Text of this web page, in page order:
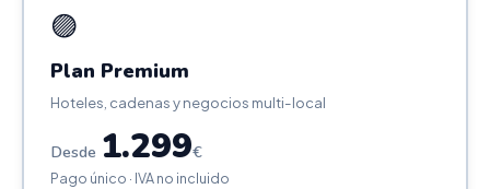
🟣
Plan Premium
Hoteles, cadenas y negocios multi-local
Desde 1.299€
Pago único · IVA no incluido